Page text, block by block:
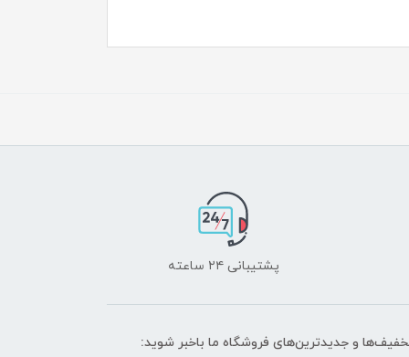
پشتیبانی ۲۴ ساعته
و جدیدترین‌های فروشگاه ما باخبر شوید: